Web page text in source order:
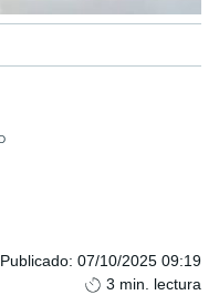
Publicado: 07/10/2025 09:19
3 min. lectura